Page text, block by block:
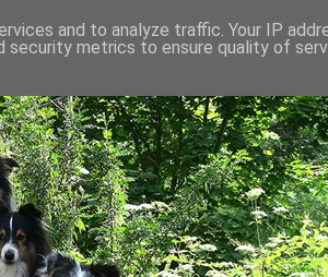
and to analyze traffic. Your IP
security metrics to ensure quality of